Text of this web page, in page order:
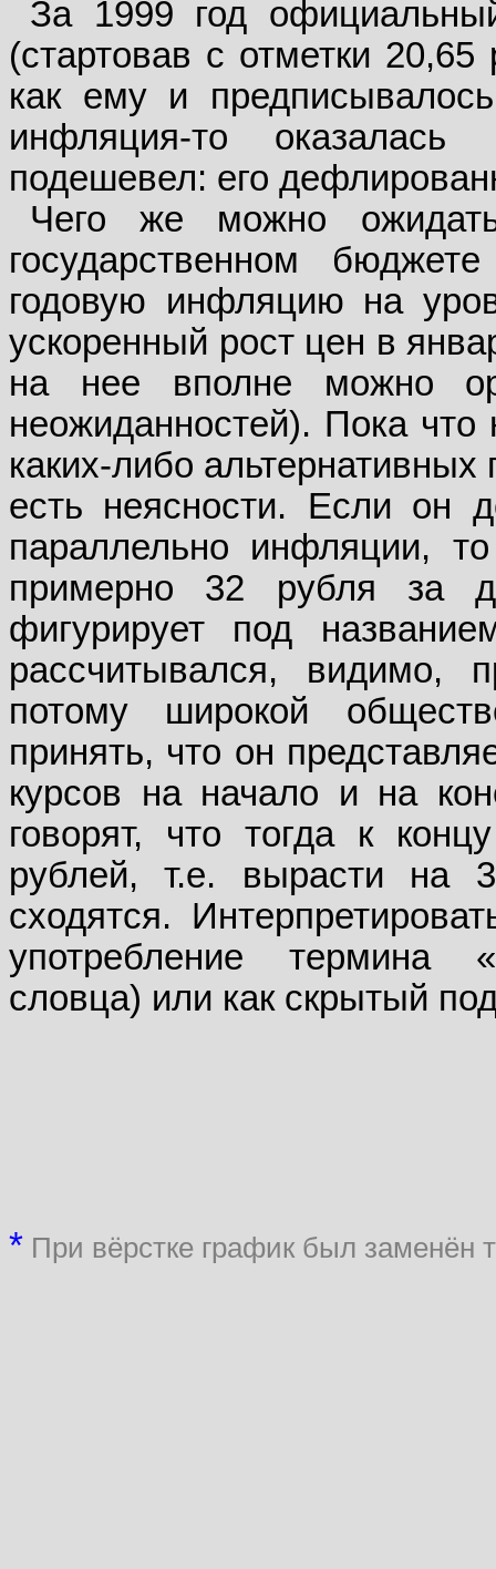
За 1999 год
(стартовав с отметки
как ему и
инфляция-то
подешевел: его
Чего же можно
государственном
годовую инфляцию на
ускоренный рост цен в
на нее вполне можно
неожиданностей). Пока
каких-либо
есть неясности. Если он
параллельно инфляции,
примерно 32 рубля за
фигурирует под
рассчитывался, видимо,
потому широкой
принять, что он
курсов на начало и на
говорят, что тогда к
рублей, т.е. вырасти на
сходятся.
употребление термина
словца) или как скрытый
* При вёрстке график был заменён